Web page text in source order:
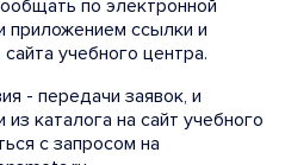
по электронной
приложением ссылки и
учебного центра.
- передачи заявок, и
каталога на сайт учебного
с запросом на